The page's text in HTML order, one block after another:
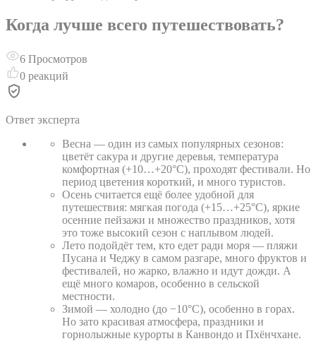
Когда лучше всего путешествовать?
6 Просмотров
0 реакций
Ответ эксперта
Весна — один из самых популярных сезонов:
цветёт сакура и другие деревья, температура
комфортная (+10…+20°C), проходят фестивали. Но
период цветения короткий, и много туристов.
Осень считается ещё более удобной для
путешествия: мягкая погода (+15…+25°C), яркие
осенние пейзажи и множество праздников, хотя
это тоже высокий сезон с наплывом людей.
Лето подойдёт тем, кто едет ради моря — пляжи
Пусана и Чеджу в самом разгаре, много фруктов и
фестивалей, но жарко, влажно и идут дожди. А
ещё много комаров, особенно в сельской
местности.
Зимой — холодно (до −10°C), особенно в горах.
Но зато красивая атмосфера, праздники и
горнолыжные курорты в Канвондо и Пхёнчхане.